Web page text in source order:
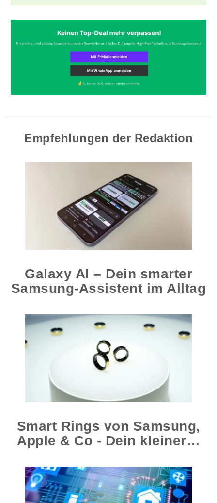
Empfehlungen der Redaktion
Galaxy AI – Dein smarter
Samsung-Assistent im Alltag
Smart Rings von Samsung,
Apple & Co - Dein kleiner…